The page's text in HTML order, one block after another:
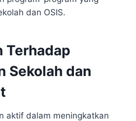
dan OSIS.
Terhadap
Sekolah dan
aktif dalam meningkatkan